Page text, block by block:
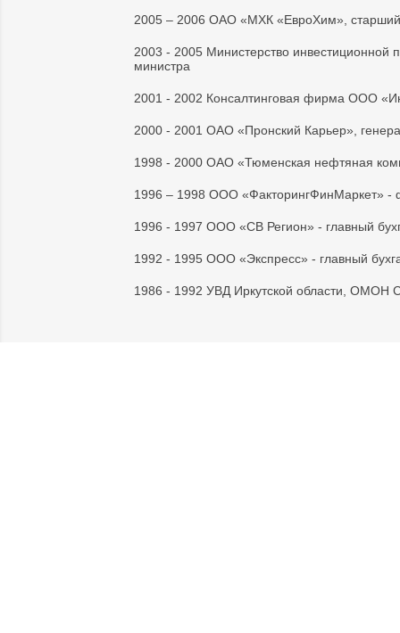
2005 – 2006 ОАО «МХК «ЕвроХим», старший
2003 - 2005 Министерство инвестиционной
министра
2001 - 2002 Консалтинговая фирма ООО
2000 - 2001 ОАО «Пронский Карьер»,
1998 - 2000 ОАО «Тюменская нефтяная
1996 – 1998 ООО «ФакторингФинМаркет» -
1996 - 1997 ООО «СВ Регион» - главный
1992 - 1995 ООО «Экспресс» - главный
1986 - 1992 УВД Иркутской области, ОМОН